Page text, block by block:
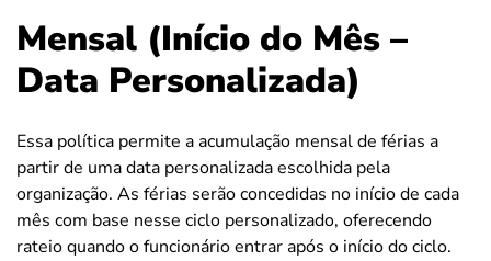
Mensal (Início do Mês –
Data Personalizada)
Essa política permite a acumulação mensal de férias a
partir de uma data personalizada escolhida pela
organização. As férias serão concedidas no início de cada
mês com base nesse ciclo personalizado, oferecendo
rateio quando o funcionário entrar após o início do ciclo.